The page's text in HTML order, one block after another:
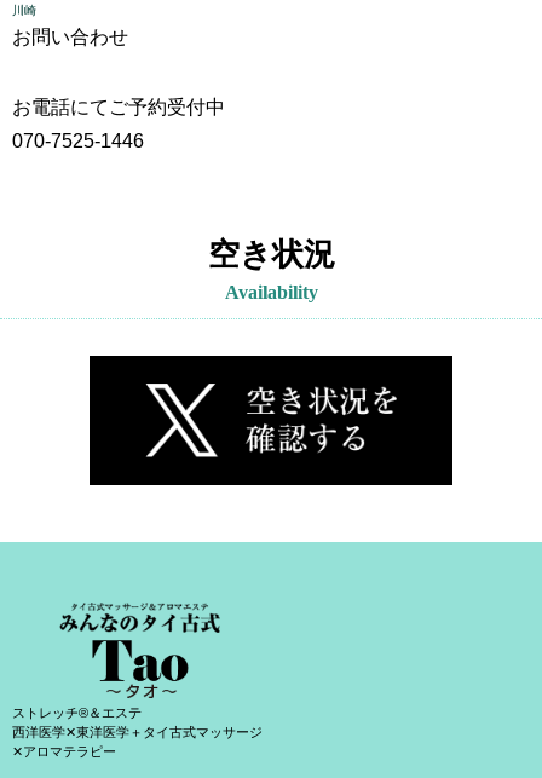
川崎
お問い合わせ
お電話にてご予約受付中
070-7525-1446
空き状況
Availability
ストレッチ®＆エステ
西洋医学✕東洋医学＋タイ古式マッサージ
✕アロマテラピー